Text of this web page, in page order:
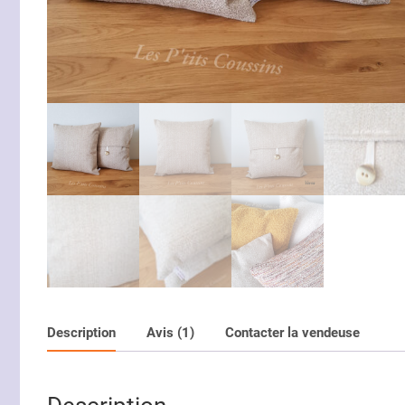
Description Avis (1) Contacter la vendeuse